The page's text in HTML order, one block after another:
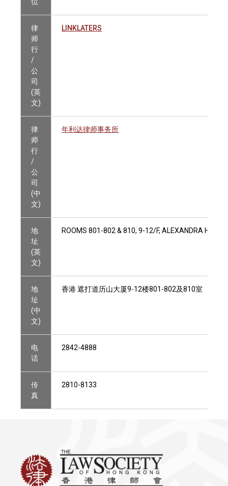
律
师
行
/
公
司
(英
文)
LINKLATERS
律
师
行
/
公
司
(中
文)
年利达律师事务所
地
址
(英
文)
ROOMS 801-802 & 810, 9-12/F, ALEXANDRA
地
址
(中
文)
香港 遮打道历山大厦9-12楼801-802及810室
电
话
2842-4888
传
真
2810-8133